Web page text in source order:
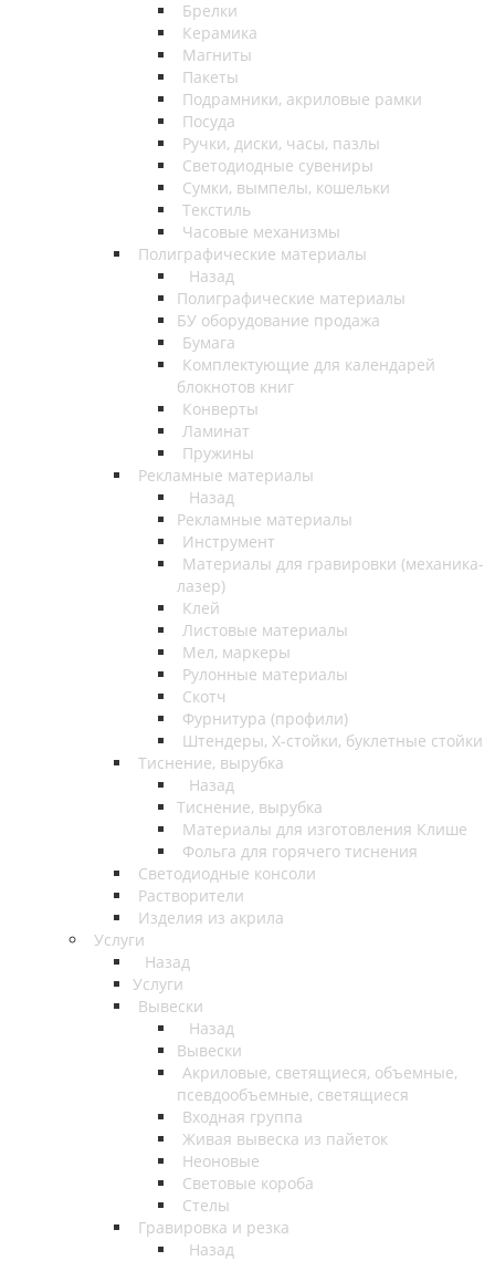
Брелки
Керамика
Магниты
Пакеты
Подрамники, акриловые рамки
Посуда
Ручки, диски, часы, пазлы
Светодиодные сувениры
Сумки, вымпелы, кошельки
Текстиль
Часовые механизмы
Полиграфические материалы
Назад
Полиграфические материалы
БУ оборудование продажа
Бумага
Комплектующие для календарей
блокнотов книг
Конверты
Ламинат
Пружины
Рекламные материалы
Назад
Рекламные материалы
Инструмент
Материалы для гравировки (механика-
лазер)
Клей
Листовые материалы
Мел, маркеры
Рулонные материалы
Скотч
Фурнитура (профили)
Штендеры, Х-стойки, буклетные стойки
Тиснение, вырубка
Назад
Тиснение, вырубка
Материалы для изготовления Клише
Фольга для горячего тиснения
Светодиодные консоли
Растворители
Изделия из акрила
Услуги
Назад
Услуги
Вывески
Назад
Вывески
Акриловые, светящиеся, объемные,
псевдообъемные, светящиеся
Входная группа
Живая вывеска из пайеток
Неоновые
Световые короба
Стелы
Гравировка и резка
Назад